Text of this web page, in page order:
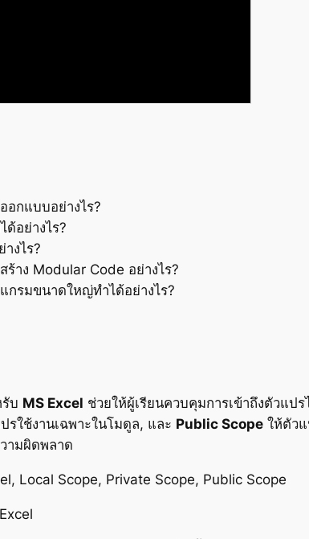
อกแบบอย่างไร?
อย่างไร?
งไร?
าง Modular Code อย่างไร?
กรมขนาดใหญ่ทำได้อย่างไร?
บ MS Excel ช่วยให้ผู้เรียนควบคุมการเข้าถึงตัวแป
รใช้งานเฉพาะในโมดูล, และ Public Scope ให้ตัว
ามผิดพลาด
Local Scope, Private Scope, Public Scope